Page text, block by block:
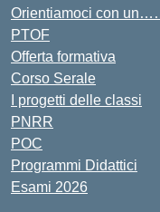
Orientiamoci con
PTOF
Offerta formativa
Corso Serale
I progetti delle classi
PNRR
POC
Programmi Didattici
Esami 2026